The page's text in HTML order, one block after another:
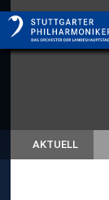
AKTUELL